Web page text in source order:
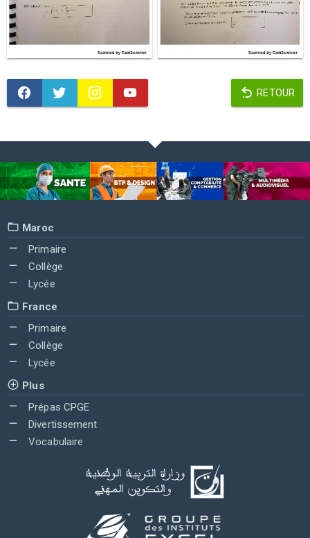
RETOUR
Maroc
Primaire
Collège
Lycée
France
Primaire
Collège
Lycée
Plus
Prépas CPGE
Divertissement
Vocabulaire